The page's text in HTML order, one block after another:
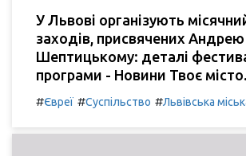
У Львові організують
заходів, присвячених Андрею
Шептицькому: деталі
програми - Новини Твоє місто.
#Євреї #Суспільство #Львівська